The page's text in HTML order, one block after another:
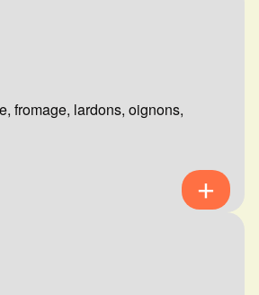
fromage, lardons, oignons,